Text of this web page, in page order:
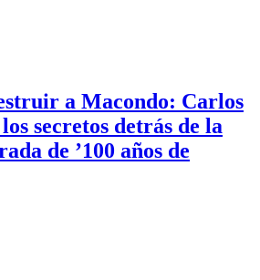
a Macondo: Carlos
secretos detrás de la
de ’100 años de